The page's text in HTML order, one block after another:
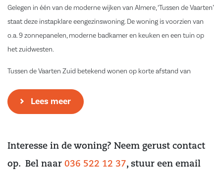
Gelegen in één van de moderne wijken van Almere, ‘Tussen de Vaarten’
staat deze instapklare eengezinswoning. De woning is voorzien van
o.a. 9 zonnepanelen, moderne badkamer en keuken en een tuin op
het zuidwesten.
Tussen de Vaarten Zuid betekend wonen op korte afstand van
uitvalswegen richting Amsterdam, Lelystad en Utrecht. Tevens is het
centrum van Almere-Stad en Almere- Buiten op korte afstand te
Indeling
Entree/hal met meterkast, toiletruimte met hangend closet en
Lees meer
Interesse in de woning? Neem gerust contact
op. Bel naar 036 522 12 37, stuur een email